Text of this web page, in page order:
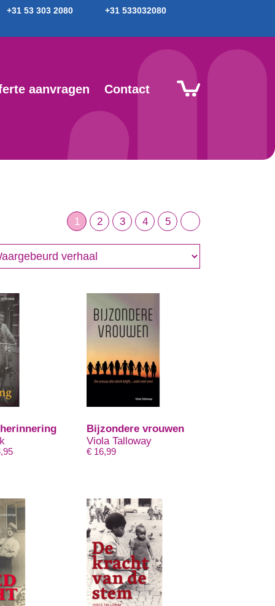
+31 53 303 2080 +31 533032080
aanvragen Contact
1 2 3 4 5
Prijsklasse:
Bijzondere vrouwen
Viola Talloway
€ 16,99